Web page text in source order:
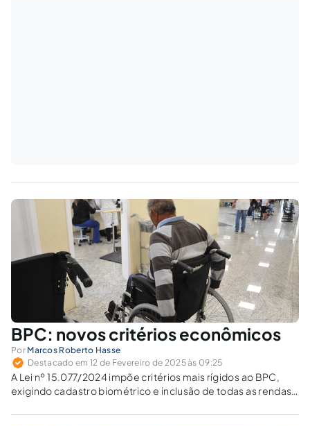
BPC: novos critérios econômicos
Por Marcos Roberto Hasse
Destacado em 12 de Fevereiro de 2025 às 09:25
A Lei nº 15.077/2024 impõe critérios mais rígidos ao BPC,
exigindo cadastro biométrico e inclusão de todas as rendas
das regras?